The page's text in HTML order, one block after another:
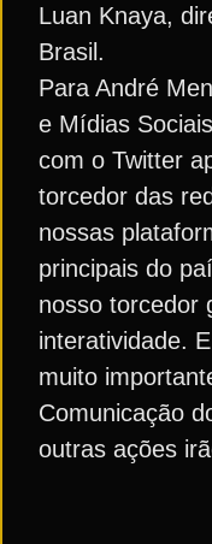
Luan Knaya,
Brasil.
Para André
e Mídias
com o Twitter
torcedor das
nossas
principais do
nosso torcedor
interatividade.
muito
Comunicação
outras ações